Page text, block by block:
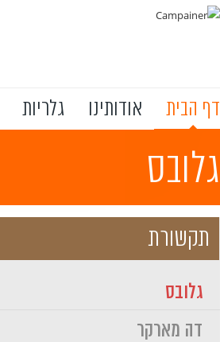
דף הבית אודותינו גלריות
גלובס
תקשורת
גלובס
דה מארקר